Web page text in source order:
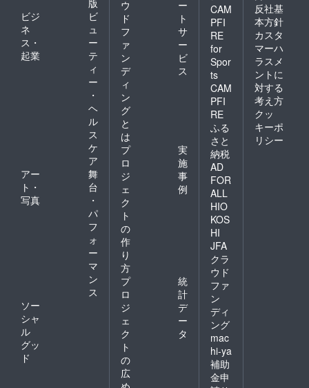
版
ビジ
ネ
ス・
起業
ビ
ュ
ー
テ
ィ
ー
・
ヘ
ル
ス
ケ
ア
アー
ト・
写真
舞
台
・
パ
フ
ォ
ー
マ
ン
ス
ソー
シャ
ル
グッ
ド
ウ
ド
フ
ァ
ン
デ
ィ
ン
グ
と
は
ー
ト
サ
ー
ビ
ス
プ
ロ
ジ
ェ
ク
ト
の
作
り
方
実
施
事
例
プ
ロ
ジ
ェ
ク
ト
の
広
統
計
デ
ー
タ
CAM
PFI
RE
for
Spor
ts
CAM
PFI
RE
ふる
さと
納税
AD
FOR
ALL
HIO
KOS
HI
JFA
クラ
ウド
ファ
ン
ディ
ング
mac
hi-ya
補助
金申
反社基
本方針
カスタ
マーハ
ラスメ
ントに
対する
考え方
クッ
キーポ
リシー